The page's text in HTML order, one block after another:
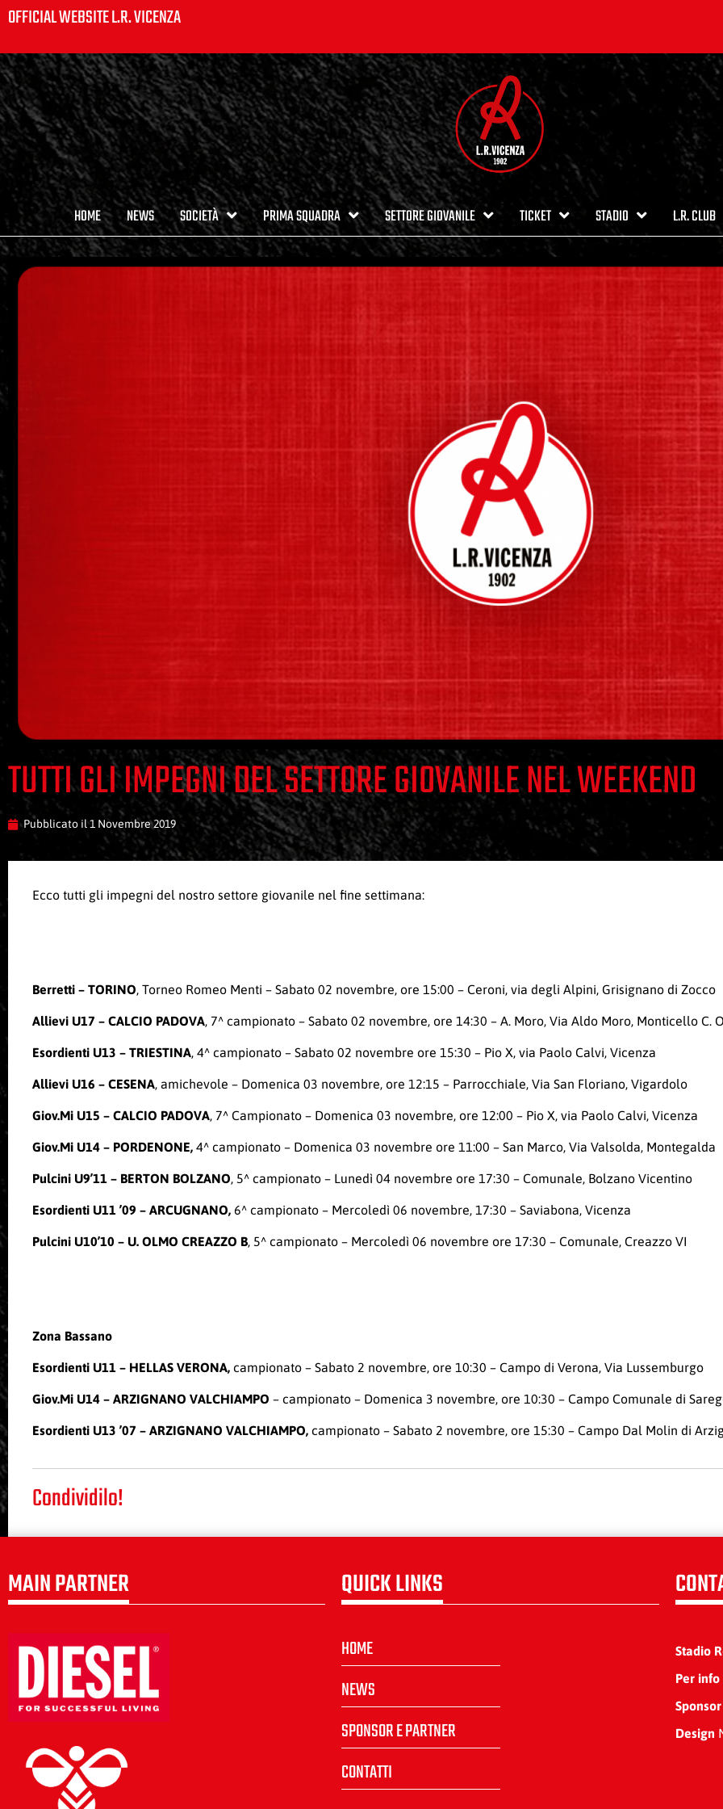
OFFICIAL WEBSITE L.R. VICENZA
HOME NEWS SOCIETÀ PRIMA SQUADRA SETTORE GIOVANILE TICKET STADIO L.R. CLUB
TUTTI GLI IMPEGNI DEL SETTORE GIOVANILE NEL WEEKEND
Pubblicato il1 Novembre 2019
Ecco tutti gli impegni del nostro settore giovanile nel fine settimana:
Berretti – TORINO, Torneo Romeo Menti – Sabato 02 novembre, ore 15:00 – Ceroni, via degli Alpini, Grisignano di Zocco
Allievi U17 – CALCIO PADOVA, 7^ campionato – Sabato 02 novembre, ore 14:30 – A. Moro, Via Aldo Moro, Monticello C.
Esordienti U13 – TRIESTINA, 4^ campionato – Sabato 02 novembre ore 15:30 – Pio X, via Paolo Calvi, Vicenza
Allievi U16 – CESENA, amichevole – Domenica 03 novembre, ore 12:15 – Parrocchiale, Via San Floriano, Vigardolo
Giov.Mi U15 – CALCIO PADOVA, 7^ Campionato – Domenica 03 novembre, ore 12:00 – Pio X, via Paolo Calvi, Vicenza
Giov.Mi U14 – PORDENONE, 4^ campionato – Domenica 03 novembre ore 11:00 – San Marco, Via Valsolda, Montegalda
Pulcini U9’11 – BERTON BOLZANO, 5^ campionato – Lunedì 04 novembre ore 17:30 – Comunale, Bolzano Vicentino
Esordienti U11 ’09 – ARCUGNANO, 6^ campionato – Mercoledì 06 novembre, 17:30 – Saviabona, Vicenza
Pulcini U10’10 – U. OLMO CREAZZO B, 5^ campionato – Mercoledì 06 novembre ore 17:30 – Comunale, Creazzo VI
Zona Bassano
Esordienti U11 – HELLAS VERONA, campionato – Sabato 2 novembre, ore 10:30 – Campo di Verona, Via Lussemburgo
Giov.Mi U14 – ARZIGNANO VALCHIAMPO – campionato – Domenica 3 novembre, ore 10:30 – Campo Comunale di
Esordienti U13 ’07 – ARZIGNANO VALCHIAMPO, campionato – Sabato 2 novembre, ore 15:30 – Campo Dal Molin di
Condividilo!
MAIN PARTNER QUICK LINKS
HOME
NEWS
SPONSOR E PARTNER
CONTATTI
Stadio
Per info
Design